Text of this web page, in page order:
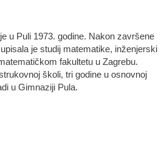
u Puli 1973. godine. Nakon završene
je studij matematike, inženjerski
fakultetu u Zagrebu.
školi, tri godine u osnovnoj
u Gimnaziji Pula.